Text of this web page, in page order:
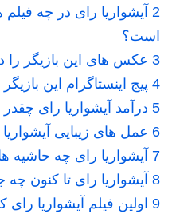
2 آیشواریا رای در چه
است؟
3 عکس های این بازیگر را
4 پیج اینستاگرام این
5 درآمد آیشواریا رای
6 عمل های زیبایی
7 آیشواریا رای چه حاشیه
8 آیشواریا رای تا کنون
9 اولین فیلم آیشواریا رای